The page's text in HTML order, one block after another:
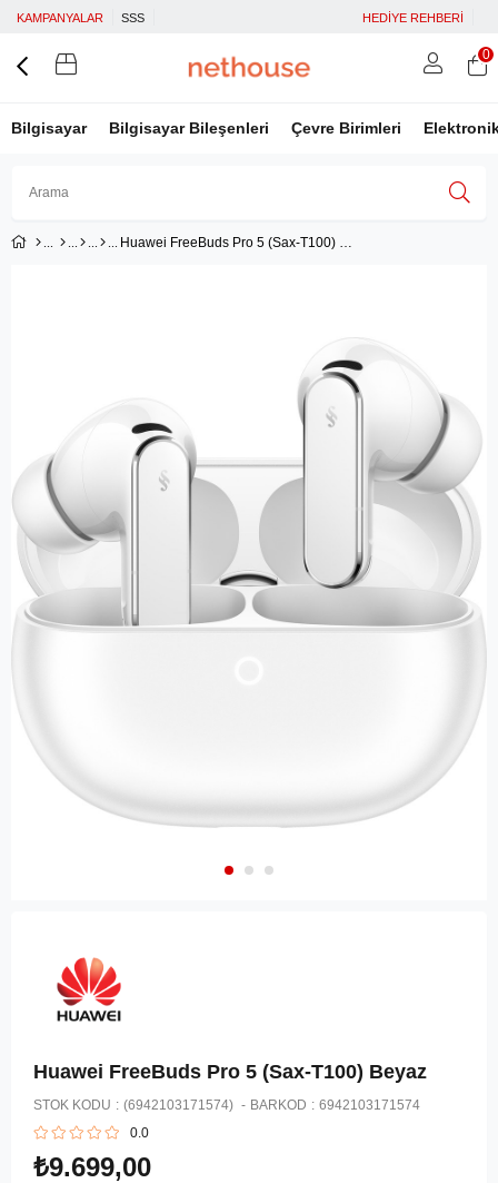
KAMPANYALAR SSS HEDİYE REHBERİ
Bilgisayar Bilgisayar Bileşenleri Çevre Birimleri
Facebook İle Bağlan
0
Huawei FreeBuds Pro 5 (Sax-T100) Beyaz
Huawei FreeBuds Pro 5 (Sax-T100) Beyaz
STOK KODU (6942103171574) BARKOD : 6942103171574
0.0
₺9.699,00